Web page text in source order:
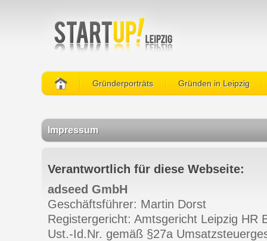
Gründerporträts Gründen in Leipzig
Impressum
Verantwortlich für diese Webseite:
adseed GmbH
Geschäftsführer: Martin Dorst
Registergericht: Amtsgericht Leipzig HR
Ust.-Id.Nr. gemäß §27a